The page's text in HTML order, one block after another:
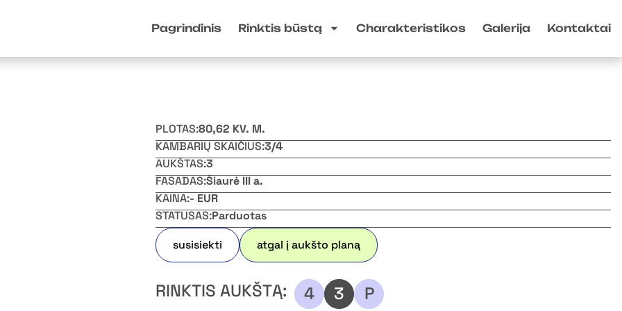
Pagrindinis Rinktis būstą Charakteristikos Galerija Kontaktai
PLOTAS:80,62 KV. M.
KAMBARIŲ SKAIČIUS:3/4
AUKŠTAS:3
FASADAS:Šiaurė III a.
KAINA:- EUR
STATUSAS:Parduotas
susisiekti
atgal į aukšto planą
RINKTIS AUKŠTĄ: 4 3 P